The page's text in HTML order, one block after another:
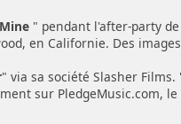
" pendant l'after-party
en Californie. Des
" via sa société Slasher Films.
sur PledgeMusic.com,